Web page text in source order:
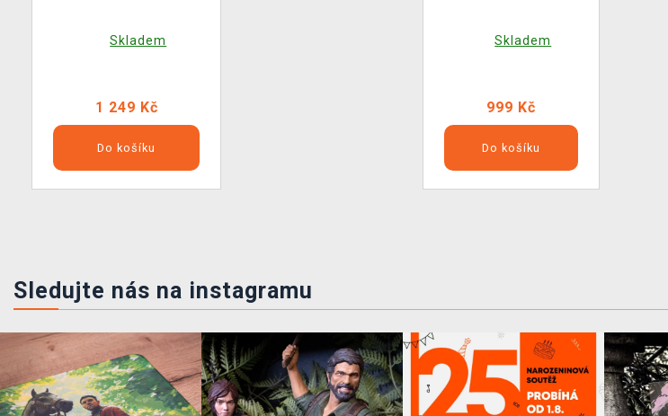
Skladem
1 249 Kč
Do košíku
Skladem
999 Kč
Do košíku
Sledujte nás na instagramu